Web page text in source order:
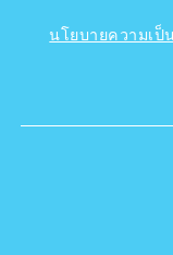
นโยบายความเป็